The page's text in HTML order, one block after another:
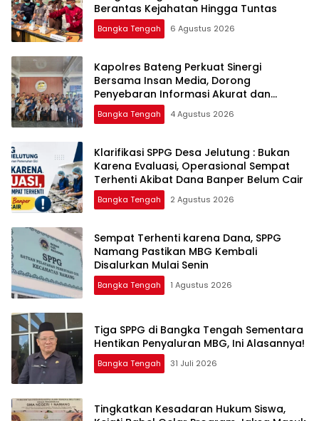
Berantas Kejahatan Hingga Tuntas
Bangka Tengah 6 Agustus 2026
‎Kapolres Bateng Perkuat Sinergi
Bersama Insan Media, Dorong
Penyebaran Informasi Akurat dan
Layanan Polri 110
Bangka Tengah 4 Agustus 2026
‎Klarifikasi SPPG Desa Jelutung : Bukan
Karena Evaluasi, Operasional Sempat
Terhenti Akibat Dana Banper Belum Cair
Bangka Tengah 2 Agustus 2026
‎Sempat Terhenti karena Dana, SPPG
Namang Pastikan MBG Kembali
Disalurkan Mulai Senin
Bangka Tengah 1 Agustus 2026
‎Tiga SPPG di Bangka Tengah Sementara
Bangka Tengah 31 Juli 2026
Tingkatkan Kesadaran Hukum Siswa,